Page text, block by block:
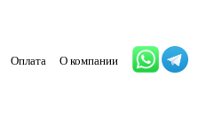
Оплата О компании